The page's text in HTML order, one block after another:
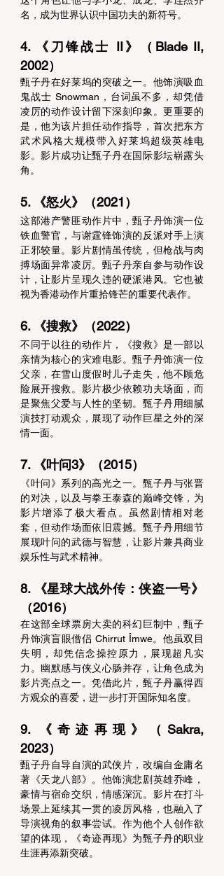
名，成为世界认识中国功夫的新符号。
4. 《刀锋战士 II》（Blade II,
2002）
甄子丹在好莱坞的突破之一。他饰演吸血
鬼战士 Snowman，台词虽不多，却凭借
凌厉的动作设计留下深刻印象。更重要的
是，他为该片担任动作指导，首次把东方
武术风格大规模带入好莱坞超级英雄电
影。影片成功让甄子丹在国际影坛崭露头
角。
5. 《怒火》（2021）
这部港产警匪动作片中，甄子丹饰演一位
铁血警官，与谢霆锋饰演的反派对手上演
正邪较量。影片剧情虽传统，但枪战与肉
搏场面异常凌厉。甄子丹亲自参与动作设
计，让影片呈现久违的硬派港风。它也被
视为香港动作片重拾锋芒的重要代表作。
6. 《搜救》（2022）
不同于以往的动作片，《搜救》是一部以
亲情为核心的灾难电影。甄子丹饰演一位
父亲，在雪山度假时儿子走失，他不顾危
险展开搜救。影片极少依赖功夫场面，而
是聚焦父爱与人性的坚韧。甄子丹用细腻
演技打动观众，展现了动作巨星之外的深
情一面。
7. 《叶问3》（2015）
《叶问》系列的高光之一。甄子丹与张晋
的对决，以及与拳王泰森的巅峰交锋，为
影片增添了极大看点。虽然剧情相对老
套，但动作场面依旧震撼。甄子丹用细节
展现叶问的武德与智慧，让影片兼具商业
娱乐性与武术精神。
8. 《星球大战外传：侠盗一号》
（2016）
在这部全球票房大卖的科幻巨制中，甄子
丹饰演盲眼僧侣 Chirrut Îmwe。他虽双目
失明，却凭信念操控原力，展现超凡实
力。幽默感与侠义心肠并存，让角色成为
影片亮点之一。凭借此片，甄子丹赢得西
方观众的喜爱，进一步打开国际知名度。
9. 《奇迹再现》（Sakra,
2023）
甄子丹自导自演的武侠片，改编自金庸名
著《天龙八部》。他饰演悲剧英雄乔峰，
豪情与宿命交织，情感深沉。影片在打斗
场景上延续其一贯的凌厉风格，也融入了
导演视角的叙事尝试。作为他个人创作欲
望的体现，《奇迹再现》为甄子丹的职业
生涯再添新突破。